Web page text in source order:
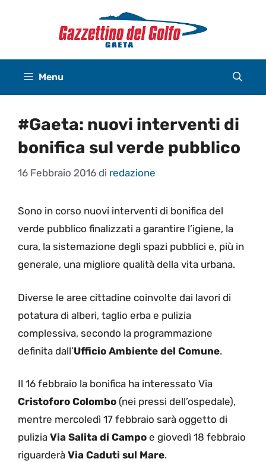
Menu
#Gaeta: nuovi interventi di
bonifica sul verde pubblico
16 Febbraio 2016 di redazione
Sono in corso nuovi interventi di bonifica del
verde pubblico finalizzati a garantire l’igiene, la
cura, la sistemazione degli spazi pubblici e, più in
generale, una migliore qualità della vita urbana.
Diverse le aree cittadine coinvolte dai lavori di
potatura di alberi, taglio erba e pulizia
complessiva, secondo la programmazione
definita dall’Ufficio Ambiente del Comune.
Il 16 febbraio la bonifica ha interessato Via
Cristoforo Colombo (nei pressi dell’ospedale),
mentre mercoledì 17 febbraio sarà oggetto di
pulizia Via Salita di Campo e giovedì 18 febbraio
riguarderà Via Caduti sul Mare.